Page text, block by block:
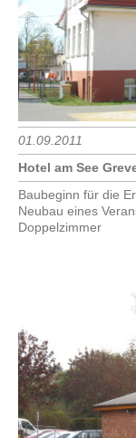
01.09.2011
Hotel am See
Baubeginn für die
Neubau eines
Doppelzimmer